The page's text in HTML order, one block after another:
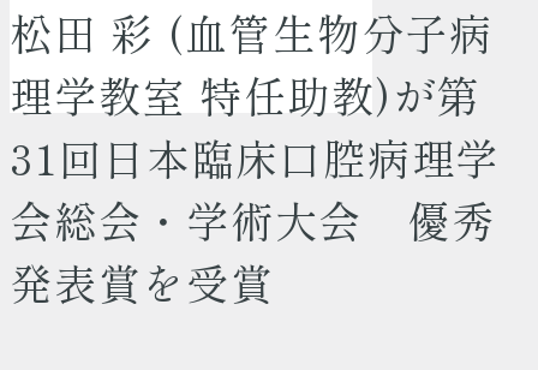
松田 彩 (血管生物分子病
理学教室 特任助教)が第
31回日本臨床口腔病理学
会総会・学術大会 優秀
発表賞を受賞